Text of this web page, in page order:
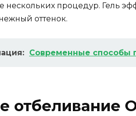
нескольких процедур. Гель
оттенок.
Современные способы
отбеливание